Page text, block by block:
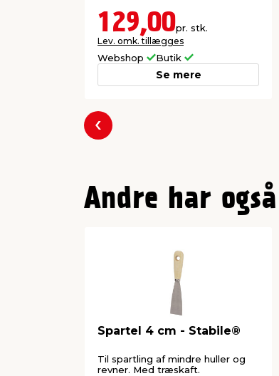
129,00pr. stk.
Lev. omk. tillægges
Webshop Butik
Se mere
Forrige
Andre har
Spartel 4 cm - Stabile®
Til spartling af mindre huller og
revner. Med træskaft.